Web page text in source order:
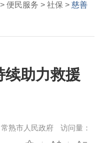
> 便民服务 > 社保 > 慈善
续助力救援
常熟市人民政府 访问量：